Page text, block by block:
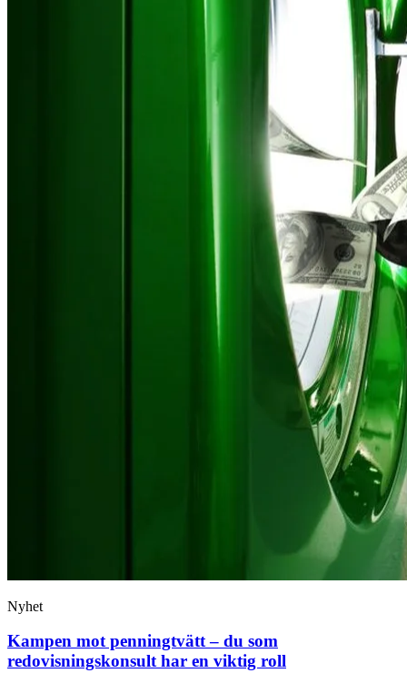
Nyhet
Kampen mot penningtvätt – du som
redovisningskonsult har en viktig roll